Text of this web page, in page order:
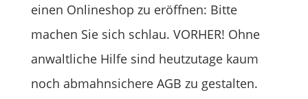
einen Onlineshop zu eröffnen: Bitte
machen Sie sich schlau. VORHER! Ohne
anwaltliche Hilfe sind heutzutage kaum
noch abmahnsichere AGB zu gestalten.